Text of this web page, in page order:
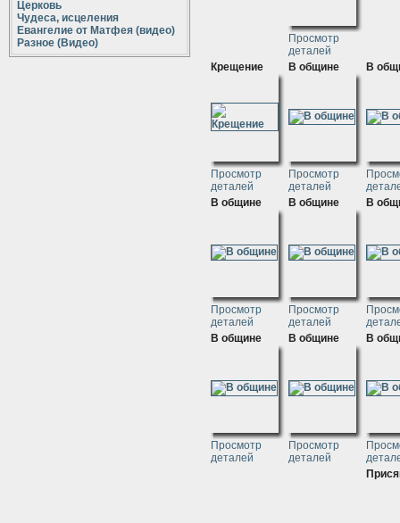
Церковь
Чудеса, исцеления
Евангелие от Матфея (видео)
Разное (Видео)
Просмотр
деталей
Крещение
Просмотр
деталей
В общине
Просмотр
деталей
В
В общине
Просмотр
деталей
В общине
Просмотр
деталей
В
В общине
Просмотр
деталей
В общине
Просмотр
деталей
В